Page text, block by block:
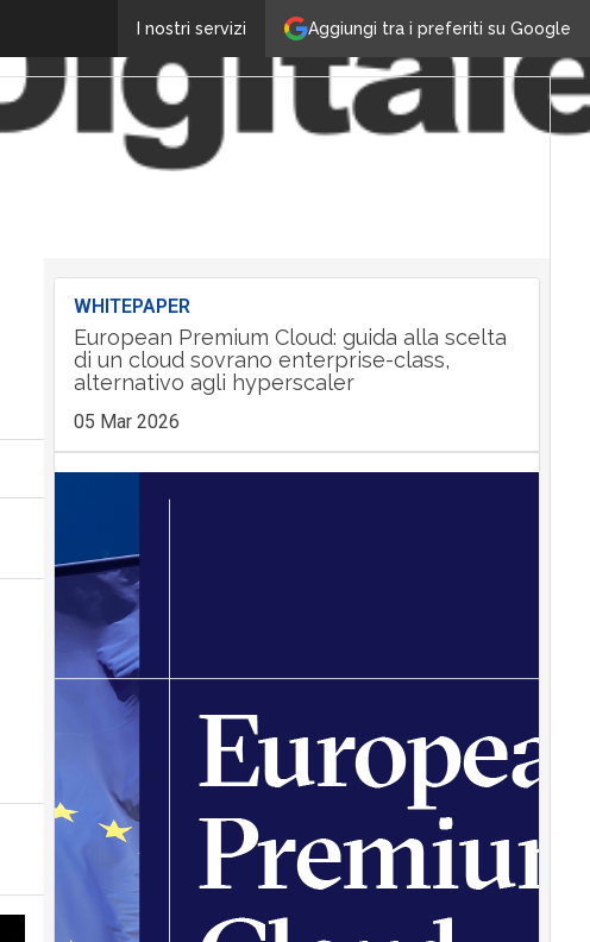
Aggiungi tra i preferiti su Google
I nostri servizi
WHITEPAPER
European Premium Cloud: guida alla scelta
di un cloud sovrano enterprise-class,
alternativo agli hyperscaler
05 Mar 2026